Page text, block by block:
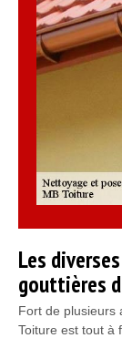
Les
gouttières
Fort de plusieurs
Toiture est tout à